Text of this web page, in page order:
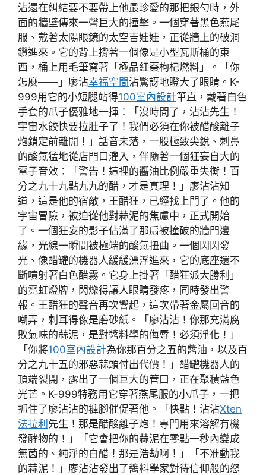
沾還在糾結要不要帶上他最珍愛的那把銀勺時，外
面的牆壁傳來一聲巨大的撞擊。一個穿著黑色燕尾
服、戴著太陽眼鏡的太空吉娃娃，正從牆上的破洞
鑽進來。它的背上揹著一個像是小型瓦斯桶的東
西，桶上用毛筆寫著「極品紅棗枸杞燃料」。「你
怎麼——」廖沾幸福空間沾驚訝地瞪大了眼睛。K-
999用它的小短腿站得100室內設計筆直，戴著白色
手套的爪子優雅地一揮：「沒時間了，沾沾先生！
宇宙水餃快要拉肚子了！我們必須在你被醋酸離子
炮鎖定前離開！」話音未落，一股極致尖銳、刺鼻
的酸氣猛地從店門口灌入，伴隨著一個狂妄自大的
電子音效：「警告！這裡的醬油比例嚴重失衡！百
分之九十九點九九的醋，才是真理！」廖沾沾知
道，這是他的宿敵，王醋狂，已經找上門了。他的
宇宙冒險，被迫從他對蒜泥的焦慮中，正式開始
了。一個狂妄的影子佔滿了那扇被撞破的牆門邊
緣，光線一瞬間被極端的酸氣扭曲。一個閃閃發
光、像醋罐的機器人緩緩漂浮進來，它的底座還不
斷噴射著白色醋霧。它身上掛著「醋狂派大勝利」
的霓虹燈牌，閃爍得讓人眼睛發疼，同時發出警
報。王醋狂的聲音再次響起，這次帶著金屬回音的
嘲弄，刺耳得像是磨砂紙。「廖沾沾！你那充滿腐
敗氣味的蒜泥，是對醬料學的侮辱！必須淨化！」
「你將100室內設計為你那百分之五的醬油，以及百
分之九十五的邪惡蒜頭付出代價！」醋罐機器人的
頂端裂開，露出了一個巨大的管口，正在聚積藍色
光芒。K-999特務用它穿著燕尾服的小爪子，一把
抓住了廖沾沾的褲腳催促著他。「快點！沾沾Xten
法拉利 先生！那是醋酸離子炮！專門用來溶解有機
發酵物的！」「它會把你的蒜泥在零點一秒內變成
無菌的、純淨的白醋！那是浩劫啊！」「不准動我
的蒜泥！」廖沾沾發出了醬料學家對待信仰般的怒